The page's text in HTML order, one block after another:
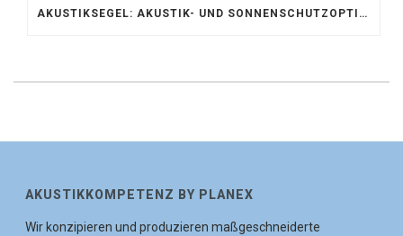
AKUSTIKSEGEL: AKUSTIK- UND SONNENSCHUTZOPTIMIERUNG IM ATRIUM DER UNIVERSITÄT BONN
AKUSTIKKOMPETENZ BY PLANEX
Wir konzipieren und produzieren maßgeschneiderte